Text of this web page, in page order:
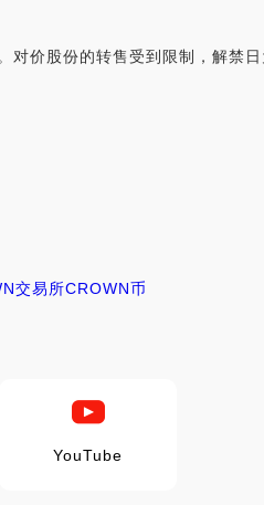
价股份的转售受到限制，解禁
交易所CROWN币
YouTube